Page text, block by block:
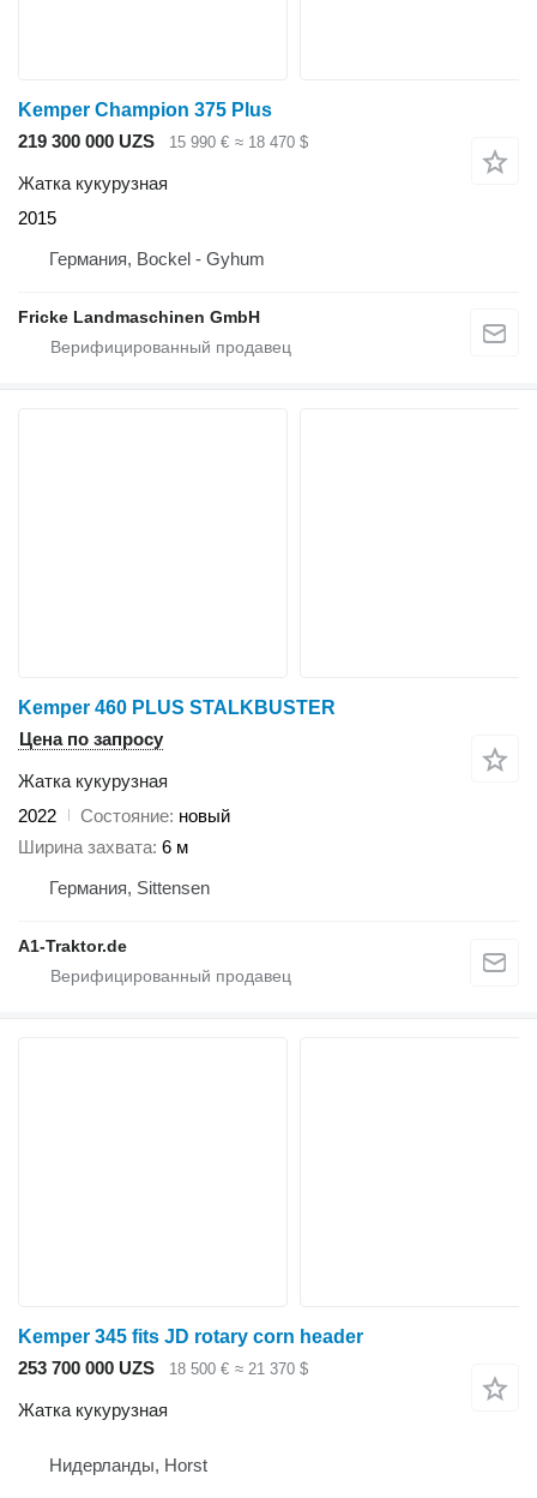
Kemper Champion 375 Plus
219 300 000 UZS
15 990 € ≈ 18 470 $
Жатка кукурузная
2015
Германия, Bockel - Gyhum
Fricke Landmaschinen GmbH
Kemper 460 PLUS STALKBUSTER
Цена по запросу
Жатка кукурузная
2022
Состояние новый
Ширина захвата 6 м
Германия, Sittensen
A1-Traktor.de
Kemper 345 fits JD rotary corn header
253 700 000 UZS
18 500 € ≈ 21 370 $
Жатка кукурузная
Нидерланды, Horst